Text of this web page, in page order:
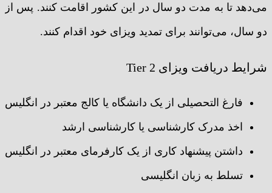
می‌دهد تا به مدت دو سال در این کشور اقامت کنند. پس از
دو سال، می‌توانند برای تمدید ویزای خود اقدام کنند.
شرایط دریافت ویزای Tier 2
فارغ التحصیلی از یک دانشگاه یا کالج معتبر در انگلیس
اخذ مدرک کارشناسی یا کارشناسی ارشد
داشتن پیشنهاد کاری از یک کارفرمای معتبر در انگلیس
تسلط به زبان انگلیسی